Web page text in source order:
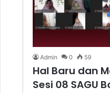
Admin 0 59
Hal Baru dan
Sesi 08 SAGU